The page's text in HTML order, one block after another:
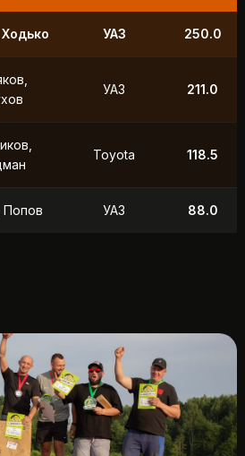
УАЗ 150.0
Минеев Нива 132.0
Land Rover 118.5
УАЗ 100.0